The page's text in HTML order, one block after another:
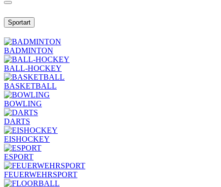
Sportart
BADMINTON
BALL-HOCKEY
BASKETBALL
BOWLING
DARTS
EISHOCKEY
ESPORT
FEUERWEHRSPORT